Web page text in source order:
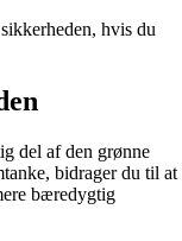
hvis du
del af den grønne
bidrager du til at
bæredygtig